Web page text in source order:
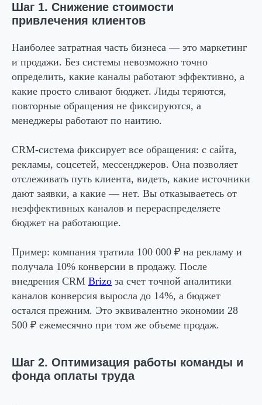
Шаг 1. Снижение стоимости
привлечения клиентов
Наиболее затратная часть бизнеса — это маркетинг
и продажи. Без системы невозможно точно
определить, какие каналы работают эффективно, а
какие просто сливают бюджет. Лиды теряются,
повторные обращения не фиксируются, а
менеджеры работают по наитию.
CRM-система фиксирует все обращения: с сайта,
рекламы, соцсетей, мессенджеров. Она позволяет
отслеживать путь клиента, видеть, какие источники
дают заявки, а какие — нет. Вы отказываетесь от
неэффективных каналов и перераспределяете
бюджет на работающие.
Пример: компания тратила 100 000 ₽ на рекламу и
получала 10% конверсии в продажу. После
внедрения CRM Brizo за счет точной аналитики
каналов конверсия выросла до 14%, а бюджет
остался прежним. Это эквивалентно экономии 28
500 ₽ ежемесячно при том же объеме продаж.
Шаг 2. Оптимизация работы команды и
фонда оплаты труда